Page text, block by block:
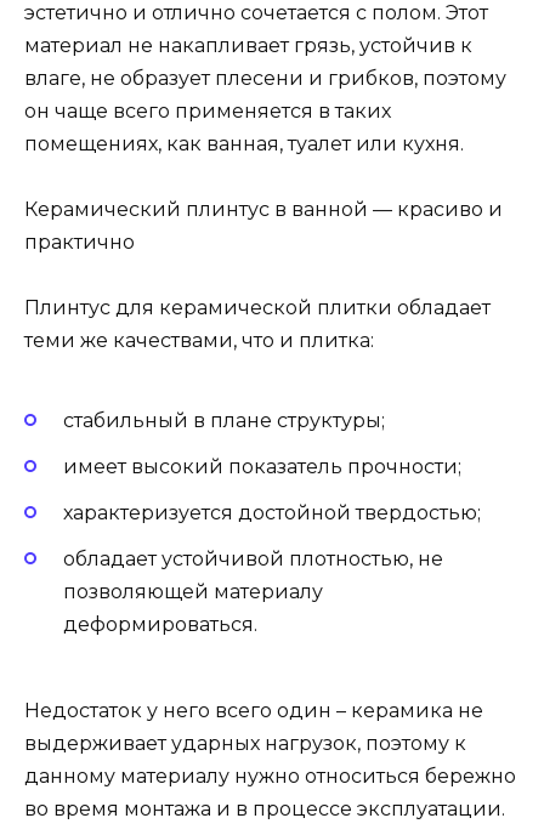
эстетично и отлично сочетается с полом. Этот
материал не накапливает грязь, устойчив к
влаге, не образует плесени и грибков, поэтому
он чаще всего применяется в таких
помещениях, как ванная, туалет или кухня.
Керамический плинтус в ванной — красиво и
практично
Плинтус для керамической плитки обладает
теми же качествами, что и плитка:
стабильный в плане структуры;
имеет высокий показатель прочности;
характеризуется достойной твердостью;
обладает устойчивой плотностью, не
позволяющей материалу
деформироваться.
Недостаток у него всего один – керамика не
выдерживает ударных нагрузок, поэтому к
данному материалу нужно относиться бережно
во время монтажа и в процессе эксплуатации.